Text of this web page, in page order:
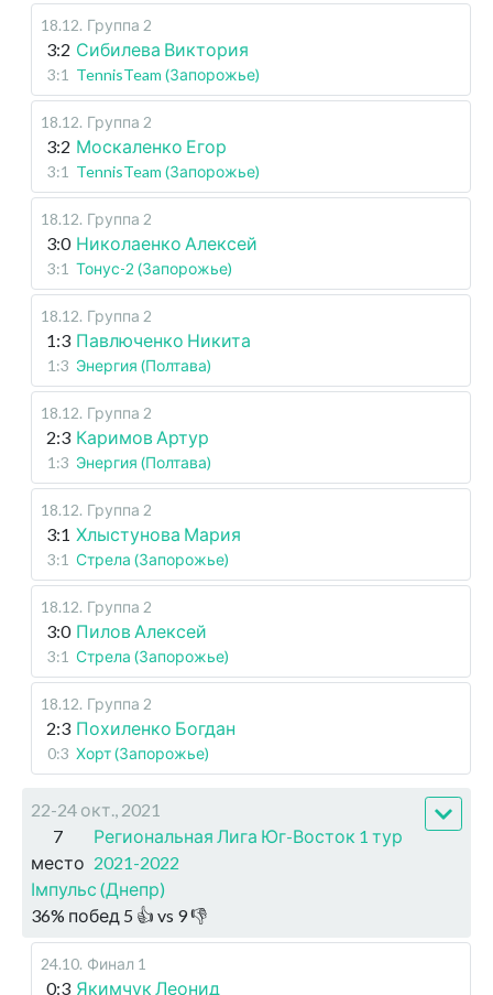
18.12. Группа 2
3:2 Сибилева Виктория
3:1 TennisTeam (Запорожье)
18.12. Группа 2
3:2 Москаленко Егор
3:1 TennisTeam (Запорожье)
18.12. Группа 2
3:0 Николаенко Алексей
3:1 Тонус-2 (Запорожье)
18.12. Группа 2
1:3 Павлюченко Никита
1:3 Энергия (Полтава)
18.12. Группа 2
2:3 Каримов Артур
1:3 Энергия (Полтава)
18.12. Группа 2
3:1 Хлыстунова Мария
3:1 Стрела (Запорожье)
18.12. Группа 2
3:0 Пилов Алексей
3:1 Стрела (Запорожье)
18.12. Группа 2
2:3 Похиленко Богдан
0:3 Хорт (Запорожье)
22-24 окт., 2021
7
место
Региональная Лига Юг-Восток 1 тур
2021-2022
Імпульс (Днепр)
36% побед 5 👍 vs 9👎
24.10. Финал 1
0:3 Якимчук Леонид